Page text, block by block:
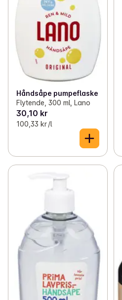
Håndsåpe pumpeflaske
Flytende, 300 ml, Lano
30,10 kr
100,33 kr /l